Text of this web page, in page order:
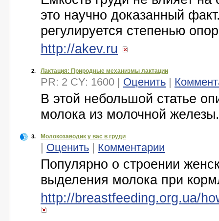
это научно доказанный
регулируется степенью
http://akev.ru
2. Лактация: Природные механизмы лактации
PR: 2 CY: 1600 | Оценить |
В этой небольшой статье
молока из молочной
3. Молокозаводик у вас в груди
| Оценить | Комментарии
Популярно о строении
выделения молока при
http://breastfeeding.org.ua/